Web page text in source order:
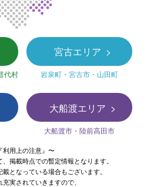
代村
宮古エリア
岩泉町・宮古市・山田町
大船渡エリア
大船渡市・陸前高田市
利用上の注意』〜
掲載時点での暫定情報となります。
となっている場合もございます。
実されていきますので、